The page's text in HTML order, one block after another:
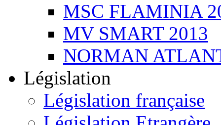
MSC FLAMINIA
MV SMART 2013
NORMAN
Législation
Législation française